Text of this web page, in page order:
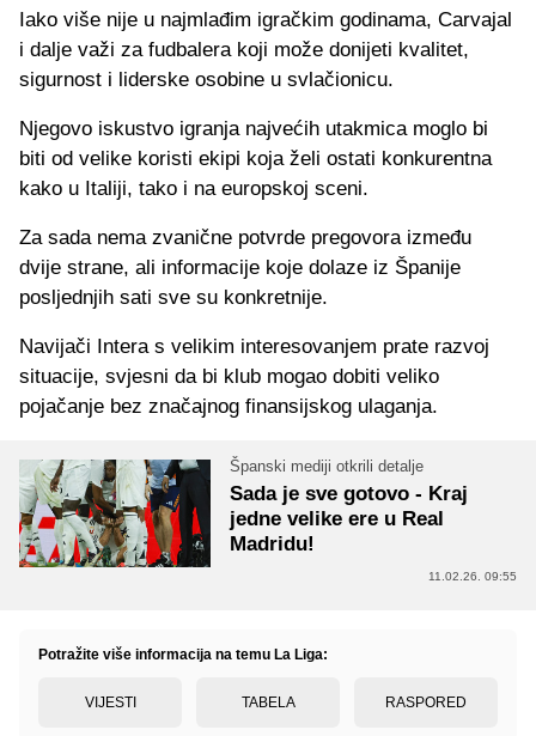
Iako više nije u najmlađim igračkim godinama, Carvajal
i dalje važi za fudbalera koji može donijeti kvalitet,
sigurnost i liderske osobine u svlačionicu.
Njegovo iskustvo igranja najvećih utakmica moglo bi
biti od velike koristi ekipi koja želi ostati konkurentna
kako u Italiji, tako i na europskoj sceni.
Za sada nema zvanične potvrde pregovora između
dvije strane, ali informacije koje dolaze iz Španije
posljednjih sati sve su konkretnije.
Navijači Intera s velikim interesovanjem prate razvoj
situacije, svjesni da bi klub mogao dobiti veliko
pojačanje bez značajnog finansijskog ulaganja.
Španski mediji otkrili detalje
Sada je sve gotovo - Kraj
jedne velike ere u Real
Madridu!
11.02.26. 09:55
Potražite više informacija na temu La Liga:
VIJESTI TABELA RASPORED